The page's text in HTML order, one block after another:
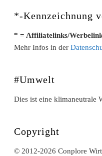
*-Kennzeichnung
* = Affiliatelinks/
Mehr Infos in der
#Umwelt
Dies ist eine klimaneutrale
Copyright
© 2012-2026 Conplore